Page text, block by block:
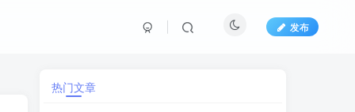
发布
热门文章